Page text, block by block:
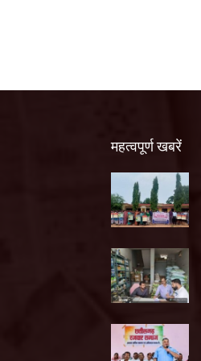
महत्वपूर्ण खबरें